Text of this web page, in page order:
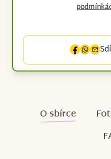
O sbírce